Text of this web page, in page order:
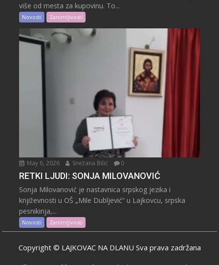
više od mesta za kupovinu. To...
Novosti Zanimljivosti
May 6, 2026 Snežana Bilić 0
RETKI LJUDI: SONJA MILOVANOVIĆ
Sonja Milovanović je nastavnica srpskog jezika i
književnosti u OŠ „Mile Dubljević“ u Lajkovcu, srpska
pesnikinja,...
Novosti Zanimljivosti
Copyright © LAJKOVAC NA DLANU Sva prava zadržana